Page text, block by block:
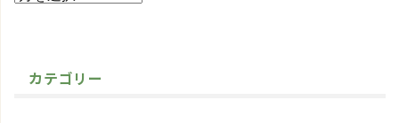
カテゴリー